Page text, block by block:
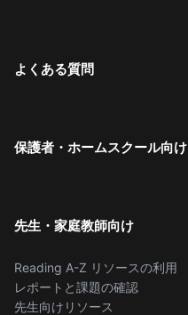
よくある質問
保護者・ホームスクール向け
先生・家庭教師向け
Reading A-Z リソースの利用
レポートと課題の確認
先生向けリソース